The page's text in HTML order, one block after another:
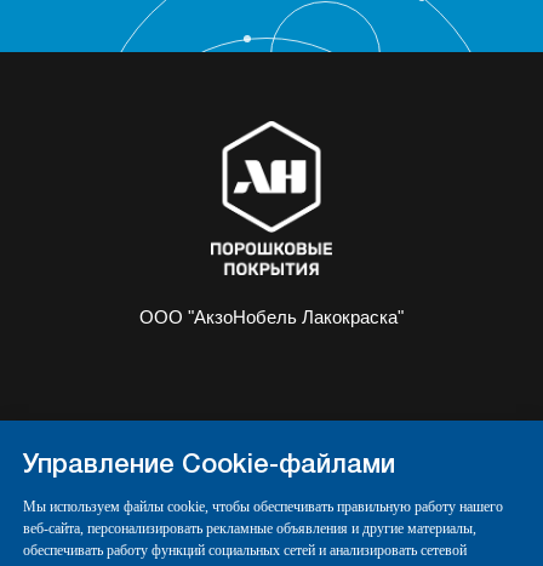
Управление Cookie-файлами
Мы используем файлы cookie, чтобы обеспечивать правильную работу нашего
веб-сайта, персонализировать рекламные объявления и другие материалы,
обеспечивать работу функций социальных сетей и анализировать сетевой
ООО "АкзоНобель Лакокраска"
ПОРОШКОВЫЕ КРАСКИ КОНТАКТЫ